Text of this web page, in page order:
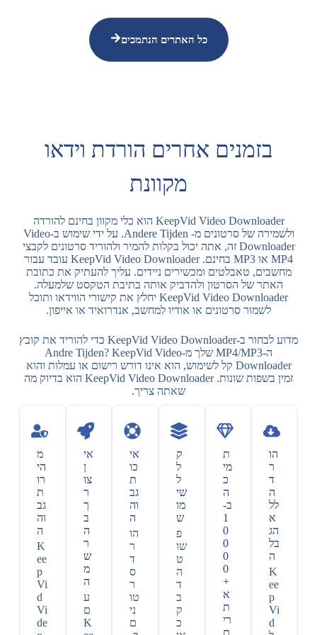
כל האתרים הנתמכים
בזמנים אחרים הורדת וידאו
מקוונת
KeepVid Video Downloader הוא כלי מקוון בחינם להורדה
ולשמירה של סרטונים מ- Andere Tijden. על ידי שימוש ב-Video
Downloader זה, אתה יכול בקלות להמיר ולהוריד סרטונים לקבצי
MP4 או MP3 בחינם. KeepVid Video Downloader עובד עבור
מחשבים, טאבלטים ומכשירים ניידים. עליך להעתיק את כתובת
האתר של הסרטון ולהדביק אותה בתיבת הטקסט שלמעלה.
KeepVid Video Downloader יחלץ את קישורי הווידאו ותוכל
לשמור סרטונים או אודיו למחשב, אנדרואיד או אייפון.
מדוע לבחור ב-KeepVid Video Downloader כדי להוריד את קובץ
ה-MP4/MP3 שלך מ-Andre Tijden? KeepVid Video
Downloader קל לשימוש, הוא אינו דורש רישום או עמלות והוא
זמין בשפות שונות. KeepVid Video Downloader הוא בדיוק מה
שאתה צריך.
הו
ר
ד
ה
לל
א
הג
בל
ה
K
ee
p
Vi
d
ת
מי
כ
ה
ב-
1
0
0
0
0
+
א
ת
רי
ם
ק
ל
ל
שי
מו
ש
פ
שו
ט
ה
ד
ב
ק
כ
אי
כו
ת
גב
וה
ה
הו
ר
ד
ס
ר
טו
ני
ם
אי
ן
צו
ר
ך
ב
ה
ר
ש
מ
ה
ע
ם
K
מ
הי
רו
ת
גב
וה
ה
K
ee
p
Vi
d
Vi
de